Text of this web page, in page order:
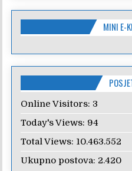
MINI E-
Online Visitors: 3
Today's Views: 94
Total Views: 10.463.552
Ukupno postova: 2.420